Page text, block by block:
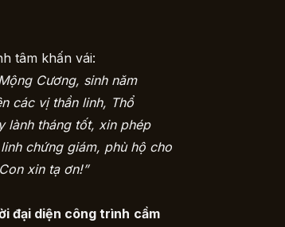
tâm khấn vái:
Cương, sinh năm
các vị thần linh, Thổ
lành tháng tốt, xin phép
chứng giám, phù hộ cho
xin tạ ơn!”
đại diện công trình cầm